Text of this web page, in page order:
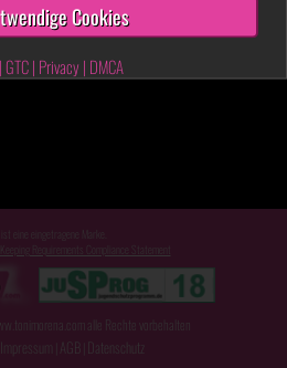
Cookies
GTC| Privacy| DMCA
eine eingetragene Marke.
Requirements Compliance Statement
alle Rechte vorbehalten
Impressum AGB Datenschutz